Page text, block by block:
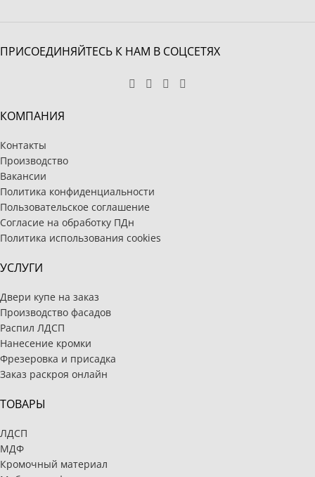
ПРИСОЕДИНЯЙТЕСЬ К НАМ В СОЦСЕТЯХ
КОМПАНИЯ
Контакты
Производство
Вакансии
Политика конфиденциальности
Пользовательское соглашение
Согласие на обработку ПДн
Политика использования cookies
УСЛУГИ
Двери купе на заказ
Производство фасадов
Распил ЛДСП
Нанесение кромки
Фрезеровка и присадка
Заказ раскроя онлайн
ТОВАРЫ
ЛДСП
МДФ
Кромочный материал